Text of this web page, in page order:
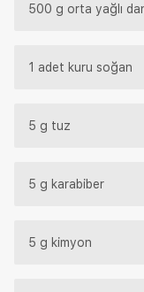
500 g orta yağlı
1 adet kuru soğan
5 g tuz
5 g karabiber
5 g kimyon